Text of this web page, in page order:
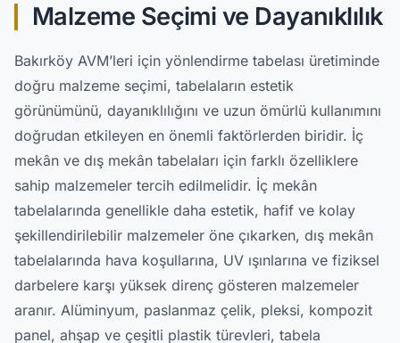
Malzeme Seçimi ve Dayanıklılık
Bakırköy AVM’leri için yönlendirme tabelası üretiminde
doğru malzeme seçimi, tabelaların estetik
görünümünü, dayanıklılığını ve uzun ömürlü kullanımını
doğrudan etkileyen en önemli faktörlerden biridir. İç
mekân ve dış mekân tabelaları için farklı özelliklere
sahip malzemeler tercih edilmelidir. İç mekân
tabelalarında genellikle daha estetik, hafif ve kolay
şekillendirilebilir malzemeler öne çıkarken, dış mekân
tabelalarında hava koşullarına, UV ışınlarına ve fiziksel
darbelere karşı yüksek direnç gösteren malzemeler
aranır. Alüminyum, paslanmaz çelik, pleksi, kompozit
panel, ahşap ve çeşitli plastik türevleri, tabela